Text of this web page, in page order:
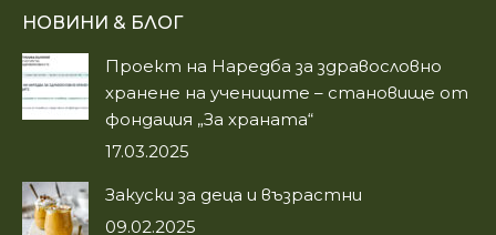
opens
in
new
window
opens
in
new
window
НОВИНИ & БЛОГ
Проект на Наредба за здравословно
хранене на учениците – становище от
фондация „За храната“
17.03.2025
Закуски за деца и възрастни
09.02.2025